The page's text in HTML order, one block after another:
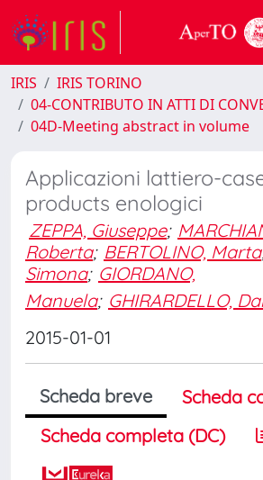
IRIS
IRIS TORINO
04-CONTRIBUTO IN ATTI DI
04D-Meeting abstract in volume
Applicazioni lattiero-
products enologici
ZEPPA, Giuseppe;
Roberta; BERTOLINO, Marta
Simona; GIORDANO,
Manuela; GHIRARDELLO,
2015-01-01
Scheda breve
Scheda
Scheda completa (DC)